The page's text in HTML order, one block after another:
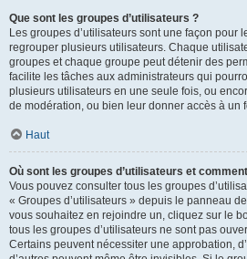
Que sont les groupes d’utilisateurs ?
Les groupes d’utilisateurs sont une façon pour
regrouper plusieurs utilisateurs. Chaque
groupes et chaque groupe peut détenir des
facilite les tâches aux administrateurs qui
plusieurs utilisateurs en une seule fois, ou
de modération, ou bien leur donner accès à un
Haut
Où sont les groupes d’utilisateurs et
Vous pouvez consulter tous les groupes
« Groupes d’utilisateurs » depuis le panneau
vous souhaitez en rejoindre un, cliquez sur le
tous les groupes d’utilisateurs ne sont pas
Certains peuvent nécessiter une approbation,